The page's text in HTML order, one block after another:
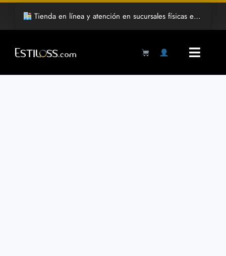
Saltar
contenido
Tienda en línea y atención en sucursales físicas en Hermosillo